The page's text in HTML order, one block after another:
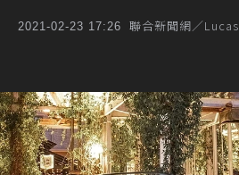
2021-02-23 17:26 聯合新聞網／Lucas